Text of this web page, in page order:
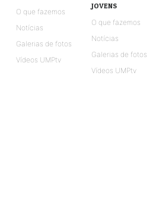
O que fazemos
Notícias
Galerias de fotos
Vídeos UMPtv
JOVENS
O que fazemos
Notícias
Galerias de fotos
Vídeos UMPtv